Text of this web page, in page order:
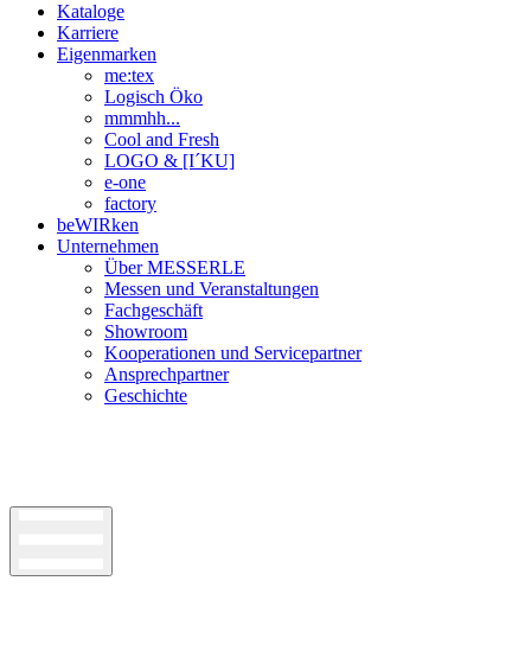
Kataloge
Karriere
Eigenmarken
me:tex
Logisch Öko
mmmhh...
Cool and Fresh
LOGO & [I´KU]
e-one
factory
beWIRken
Unternehmen
Über MESSERLE
Messen und Veranstaltungen
Fachgeschäft
Showroom
Kooperationen und Servicepartner
Ansprechpartner
Geschichte